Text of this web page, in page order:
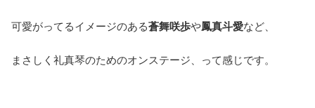
可愛がってるイメージのある蒼舞咲歩や鳳真斗愛など、
まさしく礼真琴のためのオンステージ、って感じです。